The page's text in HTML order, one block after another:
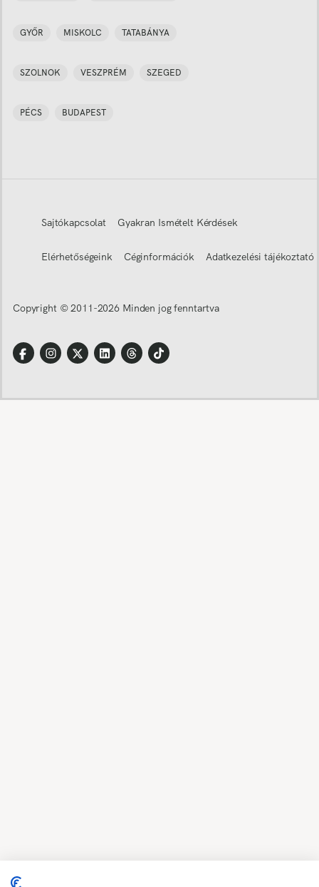
GYŐR MISKOLC TATABÁNYA
SZOLNOK VESZPRÉM SZEGED
PÉCS BUDAPEST
Sajtókapcsolat Gyakran Ismételt Kérdések
Elérhetőségeink Céginformációk Adatkezelési tájékoztató
Copyright © 2011-2026 Minden jog fenntartva